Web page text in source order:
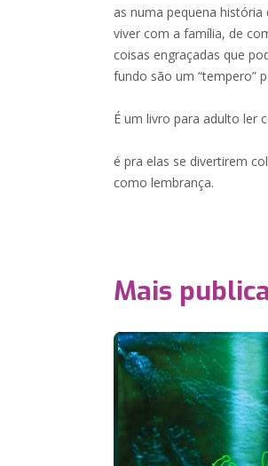
as numa pequena
viver com a família, de
coisas engraçadas que
fundo são um “tempero”
É um livro para adulto ler
é pra elas se divertirem
como lembrança.
Mais